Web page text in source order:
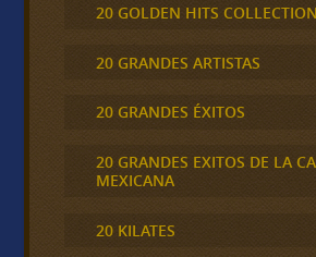
20 GOLDEN HITS COLLECTION
20 GRANDES ARTISTAS
20 GRANDES ÉXITOS
20 GRANDES EXITOS DE LA
MEXICANA
20 KILATES